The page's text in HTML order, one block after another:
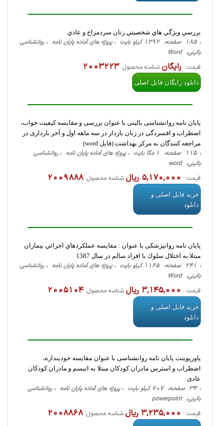
بررسي ويژگي هاي شخصيتي زنان سردمزاج و عادي
، 185 صفحه، 1392 کیلو بایت ، پروژه های آماده پایان نامه ، روانشناسی
‌بالینی، Word
قیمت : رایگانشناسه محصول: 2003223
دانلود رایگان فایل اصلی
پایان نامه روانشناسی بالینی با عنوان بررسی و مقایسه کیفیت خواب،
اضطراب و افسردگی در زنان باردار در سه ماهه اول و آخر بارداری در
مراجعه کنندگان به مرکز بهداشت (فایل word)
، 115 صفحه، 1 مگا بایت ، پروژه های آماده پایان نامه ، روانشناسی
‌بالینی، word
قیمت : 5,170,000 ریال شناسه محصول: 2009888
خرید فایل اصلی و
دانلود
پایان نامه روانپزشکی با عنوان : مقايسه عملكردهاي اجرائي بيماران
مبتلا به اختلال سلوك با افراد سالم در سال 1387
، 241 صفحه، 1165 کیلو بایت ، پروژه های آماده پایان نامه ، روانشناسی
‌بالینی، Word
قیمت : 3,145,000 ریال شناسه محصول:2005104
خرید فایل اصلی و
دانلود
پاورپوینت پایان نامه روانشناسی با عنوان مقایسه خودپنداره،
اضطراب و استرس مادران کودکان مبتلا به اتیسم و مادران کودکان
عادی
، 34 صفحه، 707 کیلو بایت ، پروژه های آماده پایان نامه ، روانشناسی
‌بالینی، powerpoint
قیمت : 3,235,000 ریال شناسه محصول: 2008868